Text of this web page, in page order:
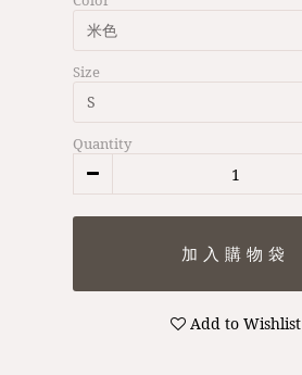
Size
Quantity
Add to Wishlist